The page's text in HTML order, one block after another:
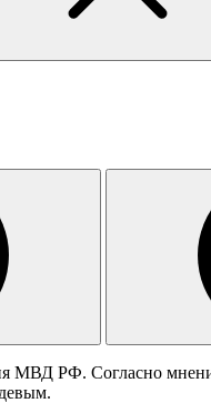
МВД РФ. Согласно